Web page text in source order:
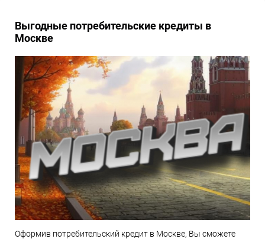
Выгодные потребительские кредиты в
Москве
Оформив потребительский кредит в Москве, Вы сможете